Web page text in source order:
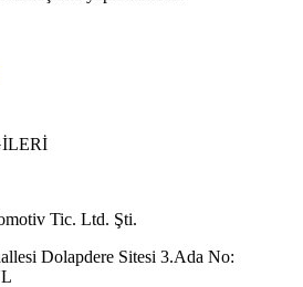
Tic. Ltd. Şti.
Dolapdere Sitesi 3.Ada No: